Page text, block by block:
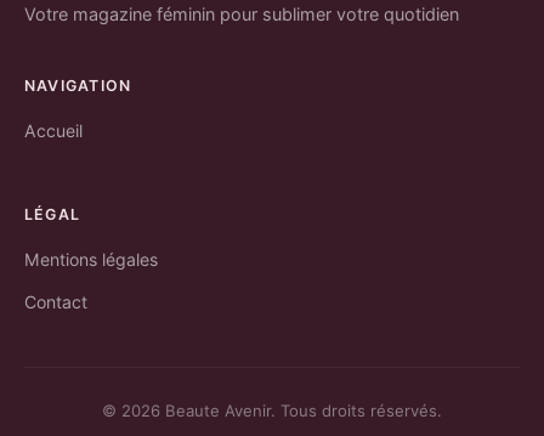
Votre magazine féminin pour sublimer votre quotidien
NAVIGATION
Accueil
LÉGAL
Mentions légales
Contact
© 2026 Beaute Avenir. Tous droits réservés.